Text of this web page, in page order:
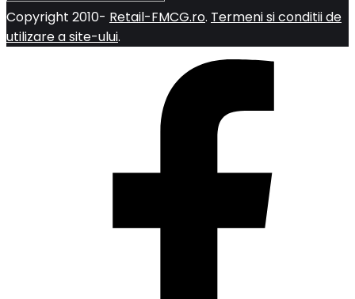
Copyright 2010- Retail-FMCG.ro. Termeni si conditii de
utilizare a site-ului.